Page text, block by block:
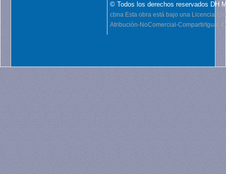
© Todos los derechos reservados DH
cbna Esta obra está bajo una Licencia
Atribución-NoComercial-CompartirIgual